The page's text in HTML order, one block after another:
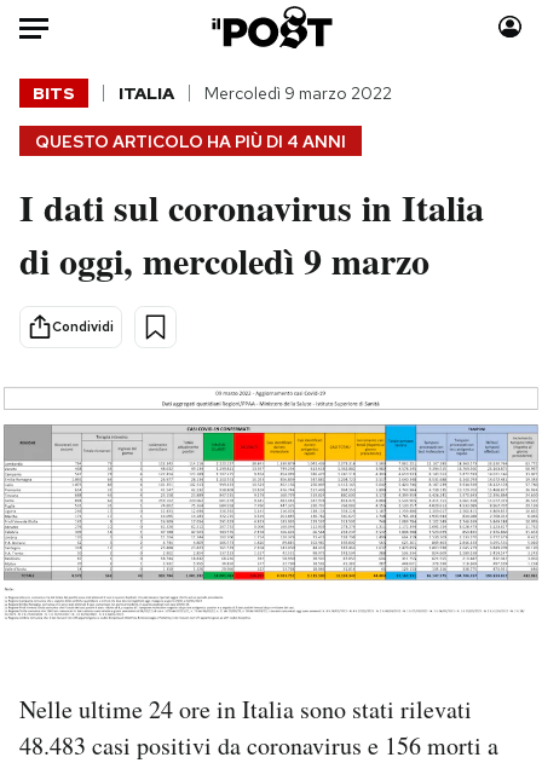
Auto
HOME
Italia
Politica
Tecnologia
Internet
Cultura
Economia
Sport
Moda
Consumismi
Europa
Altrecose
Mondiali calcio 2026
I MIEI PREFERITI
QUESTO ARTICOLO HA PIÙ DI 4 ANNI
BITS ITALIA Mercoledì 9 marzo 2022
I dati sul coronavirus in Italia
di oggi, mercoledì 9 marzo
Condividi
Nelle ultime 24 ore in Italia sono stati rilevati
48.483 casi positivi da coronavirus e 156 morti a